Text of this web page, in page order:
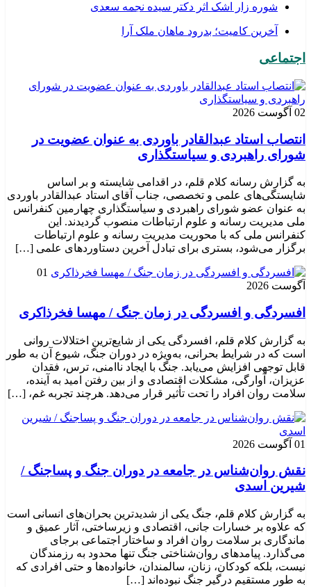
شوره زار اشک اثر دکتر سیده نجمه سعدی
​آخرین کامیت؛ بدرود ماهان ملک آرا
اجتماعی
02 آگوست 2026
انتصاب استاد عبدالقادر باوردی به عنوان عضویت در
شورای راهبردی و سیاستگذاری
به گزارش رسانه کلام قلم، در اقدامی شایسته و بر اساس
شایستگی‌های علمی و تخصصی، جناب آقای استاد عبدالقادر باوردی
به عنوان عضو شورای راهبردی و سیاستگذاری چهارمین کنفرانس
ملی مدیریت رسانه و علوم ارتباطات منصوب گردیدند. این
کنفرانس ملی که با محوریت مدیریت رسانه و علوم ارتباطات
برگزار می‌شود، بستری برای تبادل آخرین دستاوردهای علمی […]
01
آگوست 2026
افسردگی و افسردگی در زمان جنگ / مهسا فخرذاکری
به گزارش کلام قلم، افسردگی یکی از شایع‌ترین اختلالات روانی
است که در شرایط بحرانی، به‌ویژه در دوران جنگ، شیوع آن به طور
قابل توجهی افزایش می‌یابد. جنگ با ایجاد ناامنی، ترس، فقدان
عزیزان، آوارگی، مشکلات اقتصادی و از بین رفتن امید به آینده،
سلامت روان افراد را تحت تأثیر قرار می‌دهد. هرچند تجربه غم، […]
01 آگوست 2026
نقش روان‌شناس در جامعه در دوران جنگ و پساجنگ /
شیرین اسدی
به گزارش کلام قلم، جنگ یکی از شدیدترین بحران‌های انسانی است
که علاوه بر خسارات جانی، اقتصادی و زیرساختی، آثار عمیق و
ماندگاری بر سلامت روان افراد و ساختار اجتماعی برجای
می‌گذارد. پیامدهای روان‌شناختی جنگ تنها محدود به رزمندگان
نیست، بلکه کودکان، زنان، سالمندان، خانواده‌ها و حتی افرادی که
به طور مستقیم درگیر جنگ نبوده‌اند […]